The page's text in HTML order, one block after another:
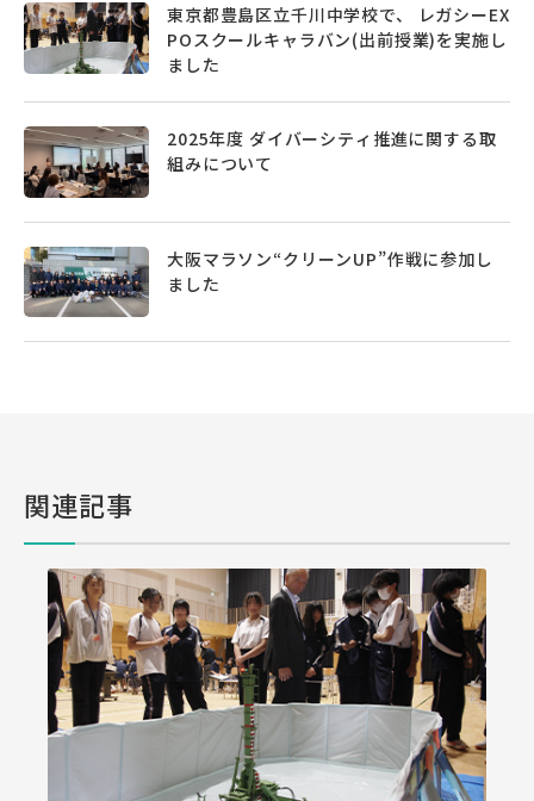
東京都豊島区立千川中学校で、 レガシーEX
POスクールキャラバン(出前授業)を実施し
ました
2025年度 ダイバーシティ推進に関する取
組みについて
大阪マラソン“クリーンUP”作戦に参加し
ました
関連記事